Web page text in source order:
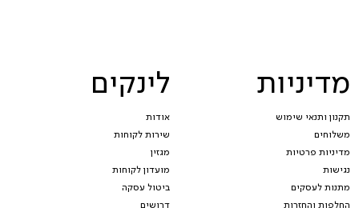
מדיניות
תקנון ותנאי שימוש
משלוחים
מדיניות פרטיות
נגישות
מתנות לעסקים
החלפות והחזרות
לינקים
אודות
שירות לקוחות
מגזין
מועדון לקוחות
ביטול עסקה
דרושים